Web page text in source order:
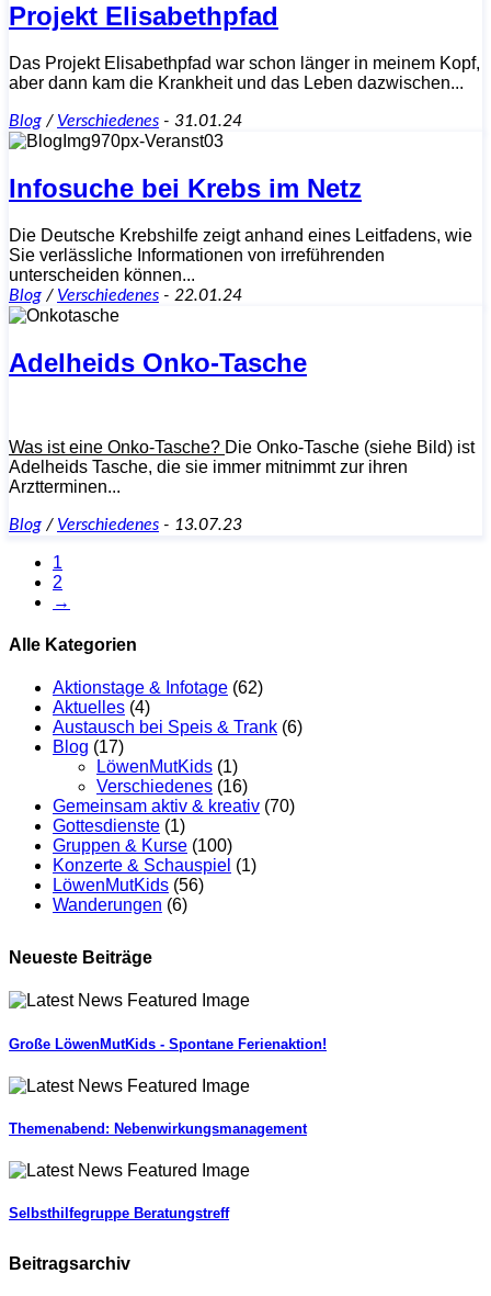
Projekt Elisabethpfad
Das Projekt Elisabethpfad war schon länger in meinem Kopf,
aber dann kam die Krankheit und das Leben dazwischen...
Blog / Verschiedenes - 31.01.24
Infosuche bei Krebs im Netz
Die Deutsche Krebshilfe zeigt anhand eines Leitfadens, wie
Sie verlässliche Informationen von irreführenden
unterscheiden können...
Blog / Verschiedenes - 22.01.24
Adelheids Onko-Tasche
Was ist eine Onko-Tasche? Die Onko-Tasche (siehe Bild) ist
Adelheids Tasche, die sie immer mitnimmt zur ihren
Arztterminen...
Blog / Verschiedenes - 13.07.23
1
2
→
Alle Kategorien
Aktionstage & Infotage (62)
Aktuelles (4)
Austausch bei Speis & Trank (6)
Blog (17)
LöwenMutKids (1)
Verschiedenes (16)
Gemeinsam aktiv & kreativ (70)
Gottesdienste (1)
Gruppen & Kurse (100)
Konzerte & Schauspiel (1)
LöwenMutKids (56)
Wanderungen (6)
Neueste Beiträge
Große LöwenMutKids - Spontane Ferienaktion!
Themenabend: Nebenwirkungsmanagement
Selbsthilfegruppe Beratungstreff
Beitragsarchiv